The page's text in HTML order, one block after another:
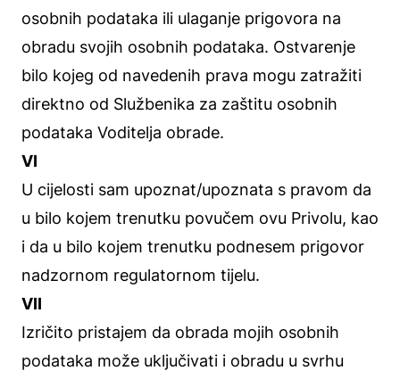
osobnih podataka ili ulaganje prigovora na
obradu svojih osobnih podataka. Ostvarenje
bilo kojeg od navedenih prava mogu zatražiti
direktno od Službenika za zaštitu osobnih
podataka Voditelja obrade.
VI
U cijelosti sam upoznat/upoznata s pravom da
u bilo kojem trenutku povučem ovu Privolu, kao
i da u bilo kojem trenutku podnesem prigovor
nadzornom regulatornom tijelu.
VII
Izričito pristajem da obrada mojih osobnih
podataka može uključivati i obradu u svrhu